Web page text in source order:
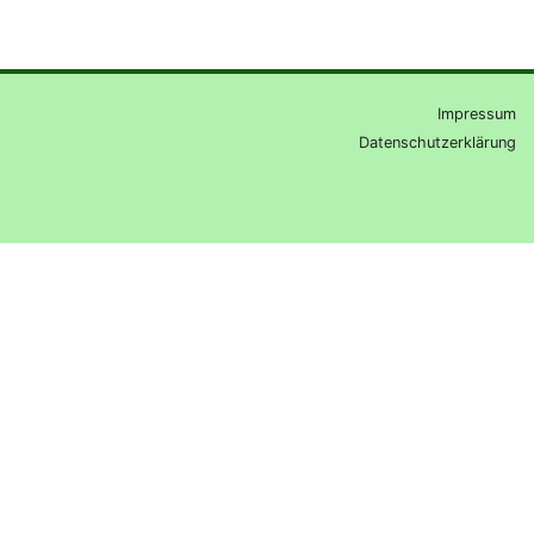
Impressum
Datenschutzerklärung